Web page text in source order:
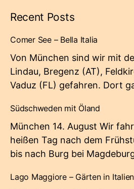
Recent Posts
Comer See – Bella Italia
Von München sind wir mit
Lindau, Bregenz (AT),
Vaduz (FL) gefahren. Dort
Südschweden mit Öland
München 14. August Wir
heißen Tag nach dem
bis nach Burg bei
Lago Maggiore – Gärten in Italien